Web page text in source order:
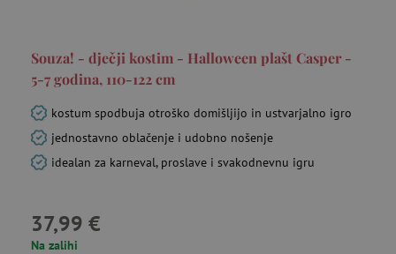
Souza! - dječji kostim - Halloween plašt Casper -
5-7 godina, 110-122 cm
kostum spodbuja otroško domišljijo in ustvarjalno igro
jednostavno oblačenje i udobno nošenje
idealan za karneval, proslave i svakodnevnu igru
37,99 €
Na zalihi